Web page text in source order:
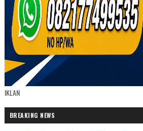
IKLAN
BREAKING NEWS